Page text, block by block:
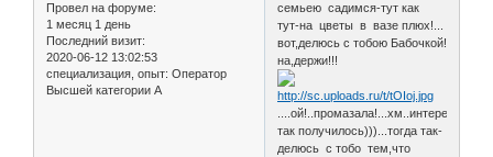
Провел на форуме:
1 месяц 1 день
Последний визит:
2020-06-12 13:02:53
специализация, опыт: Оператор
Высшей категории А
семьею садимся-тут как
тут-на цветы в вазе плюх!...
вот,делюсь с тобою Бабочкой!
на,держи!!!
....ой!..промазала!...хм..интересно
так получилось)))...тогда так-
делюсь с тобо тем,что